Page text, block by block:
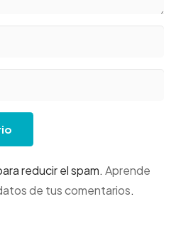
reducir el spam. Aprende
de tus comentarios.